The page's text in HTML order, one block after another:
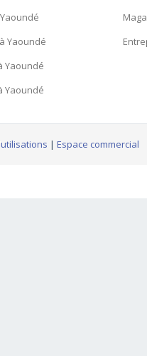
Yaoundé
Yaoundé
Yaoundé
| Espace commercial